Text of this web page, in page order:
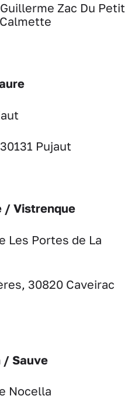
Zac Du Petit
Pujaut
/ Vistrenque
Les Portes de La
30820 Caveirac
/ Sauve
Nocella